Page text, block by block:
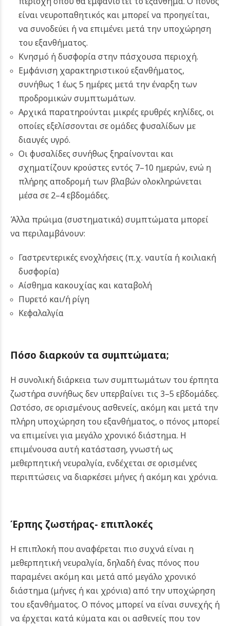
είναι νευροπαθητικός και μπορεί να προηγείται,
να συνοδεύει ή να επιμένει μετά την υποχώρηση
του εξανθήματος.
Κνησμό ή δυσφορία στην πάσχουσα περιοχή.
Εμφάνιση χαρακτηριστικού εξανθήματος,
συνήθως 1 έως 5 ημέρες μετά την έναρξη των
προδρομικών συμπτωμάτων.
Αρχικά παρατηρούνται μικρές ερυθρές κηλίδες, οι
οποίες εξελίσσονται σε ομάδες φυσαλίδων με
διαυγές υγρό.
Οι φυσαλίδες συνήθως ξηραίνονται και
σχηματίζουν κρούστες εντός 7–10 ημερών, ενώ η
πλήρης αποδρομή των βλαβών ολοκληρώνεται
μέσα σε 2–4 εβδομάδες.
Άλλα πρώιμα (συστηματικά) συμπτώματα μπορεί
να περιλαμβάνουν:
Γαστρεντερικές ενοχλήσεις (π.χ. ναυτία ή κοιλιακή
δυσφορία)
Αίσθημα κακουχίας και καταβολή
Πυρετό και/ή ρίγη
Κεφαλαλγία
Πόσο διαρκούν τα συμπτώματα;
Η συνολική διάρκεια των συμπτωμάτων του έρπητα
ζωστήρα συνήθως δεν υπερβαίνει τις 3–5 εβδομάδες.
Ωστόσο, σε ορισμένους ασθενείς, ακόμη και μετά την
πλήρη υποχώρηση του εξανθήματος, ο πόνος μπορεί
να επιμείνει για μεγάλο χρονικό διάστημα. Η
επιμένουσα αυτή κατάσταση, γνωστή ως
μεθερπητική νευραλγία, ενδέχεται σε ορισμένες
περιπτώσεις να διαρκέσει μήνες ή ακόμη και χρόνια.
Έρπης ζωστήρας- επιπλοκές
Η επιπλοκή που αναφέρεται πιο συχνά είναι η
μεθερπητική νευραλγία, δηλαδή ένας πόνος που
παραμένει ακόμη και μετά από μεγάλο χρονικό
διάστημα (μήνες ή και χρόνια) από την υποχώρηση
του εξανθήματος. O πόνος μπορεί να είναι συνεχής ή
να έρχεται κατά κύματα και οι ασθενείς που τον